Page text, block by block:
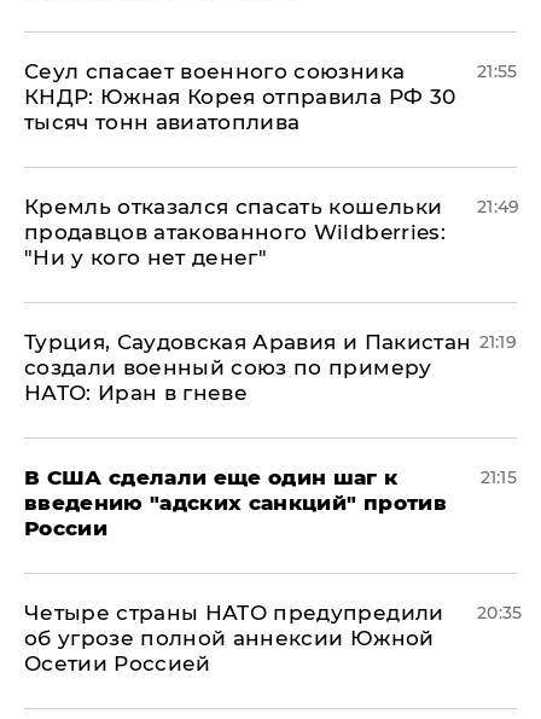
​Сеул спасает военного союзника
КНДР: Южная Корея отправила РФ 30
тысяч тонн авиатоплива
21:55
Кремль отказался спасать кошельки
продавцов атакованного Wildberries:
"Ни у кого нет денег"
21:49
Турция, Саудовская Аравия и Пакистан
создали военный союз по примеру
НАТО: Иран в гневе
21:19
В США сделали еще один шаг к
введению "адских санкций" против
России
21:15
Четыре страны НАТО предупредили
об угрозе полной аннексии Южной
Осетии Россией
20:35